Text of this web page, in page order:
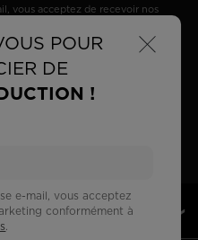
×
POUR
DE
!
e-mail, vous acceptez
conformément à
.
vous acceptez de recevoir nos